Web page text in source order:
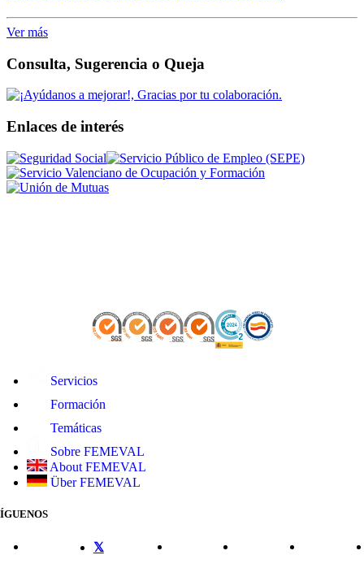
Ver más
Consulta, Sugerencia o Queja
Enlaces de interés
Servicios
Formación
Temáticas
Sobre FEMEVAL
About FEMEVAL
Über FEMEVAL